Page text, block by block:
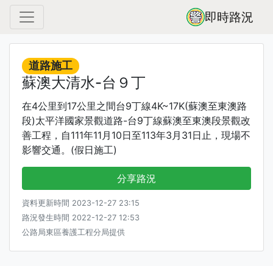
即時路況
道路施工
蘇澳大清水-台９丁
在4公里到17公里之間台9丁線4K~17K(蘇澳至東澳路
段)太平洋國家景觀道路-台9丁線蘇澳至東澳段景觀改
善工程，自111年11月10日至113年3月31日止，現場不
影響交通。(假日施工)
分享路況
資料更新時間 2023-12-27 23:15
路況發生時間 2022-12-27 12:53
公路局東區養護工程分局提供